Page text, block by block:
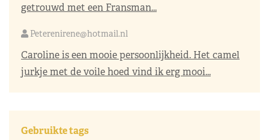
getrouwd met een Fransman...
Peterenirene@hotmail.nl
Caroline is een mooie persoonlijkheid. Het camel
jurkje met de voile hoed vind ik erg mooi...
Gebruikte tags